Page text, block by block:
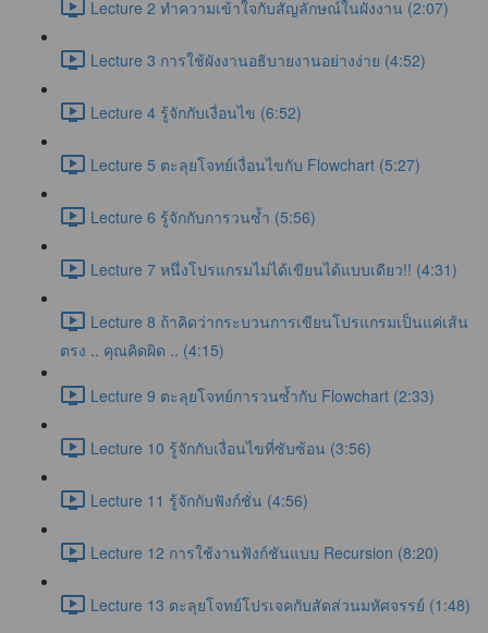
Lecture 2 ทำความเข้าใจกับสัญลักษณ์ในผังงาน (2:07)
Lecture 3 การใช้ผังงานอธิบายงานอย่างง่าย (4:52)
Lecture 4 รู้จักกับเงื่อนไข (6:52)
Lecture 5 ตะลุยโจทย์เงื่อนไขกับ Flowchart (5:27)
Lecture 6 รู้จักกับการวนซ้ำ (5:56)
Lecture 7 หนึ่งโปรแกรมไม่ได้เขียนได้แบบเดียว!! (4:31)
Lecture 8 ถ้าคิดว่ากระบวนการเขียนโปรแกรมเป็นแค่เส้น
ตรง .. คุณคิดผิด .. (4:15)
Lecture 9 ตะลุยโจทย์การวนซ้ำกับ Flowchart (2:33)
Lecture 10 รู้จักกับเงื่อนไขที่ซับซ้อน (3:56)
Lecture 11 รู้จักกับฟังก์ชั่น (4:56)
Lecture 12 การใช้งานฟังก์ชันแบบ Recursion (8:20)
Lecture 13 ตะลุยโจทย์โปรเจคกับสัดส่วนมหัศจรรย์ (1:48)